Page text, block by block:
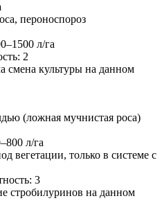
пероноспороз
л/га
2
смена культуры на данном
(ложная мучнистая роса)
л/га
вегетации, только в системе с
3
стробилуринов на данном